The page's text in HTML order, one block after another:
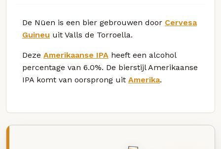
De Nüen is een bier gebrouwen door Cervesa
Guineu uit Valls de Torroella.
Deze Amerikaanse IPA heeft een alcohol
percentage van 6.0%. De bierstijl Amerikaanse
IPA komt van oorsprong uit Amerika.